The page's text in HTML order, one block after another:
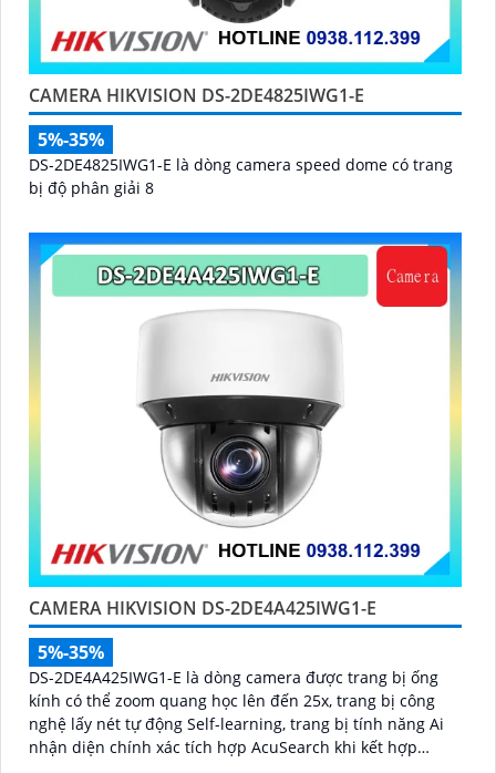
CAMERA HIKVISION DS-2DE4825IWG1-E
5%-35%
DS-2DE4825IWG1-E là dòng camera speed dome có trang
bị độ phân giải 8
CAMERA HIKVISION DS-2DE4A425IWG1-E
5%-35%
DS-2DE4A425IWG1-E là dòng camera được trang bị ống
kính có thể zoom quang học lên đến 25x, trang bị công
nghệ lấy nét tự động Self-learning, trang bị tính năng Ai
nhận diện chính xác tích hợp AcuSearch khi kết hợp